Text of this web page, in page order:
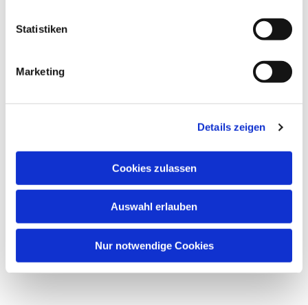
Statistiken
Marketing
Details zeigen
Cookies zulassen
Auswahl erlauben
Nur notwendige Cookies
Dies könnte Sie auch